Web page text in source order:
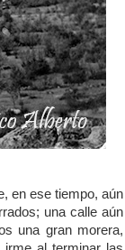
en ese tiempo, aún
una calle aún
una gran morera,